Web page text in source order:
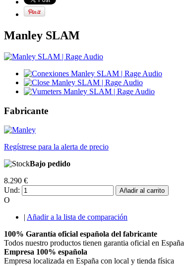
Manley SLAM
Fabricante
Regístrese para la alerta de precio
Bajo pedido
8.290 €
Und:
Añadir al carrito
O
| Añadir a la lista de comparación
100% Garantía oficial española del fabricante
Todos nuestro productos tienen garantia oficial en España
Empresa 100% española
Empresa localizada en España con local y tienda física